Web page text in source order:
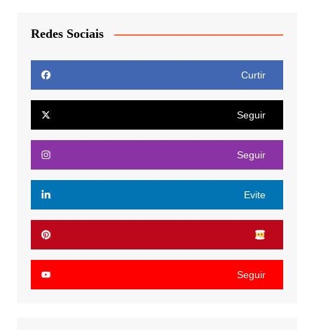
Redes Sociais
Curtir
Seguir
Seguir
Evite
Seguir